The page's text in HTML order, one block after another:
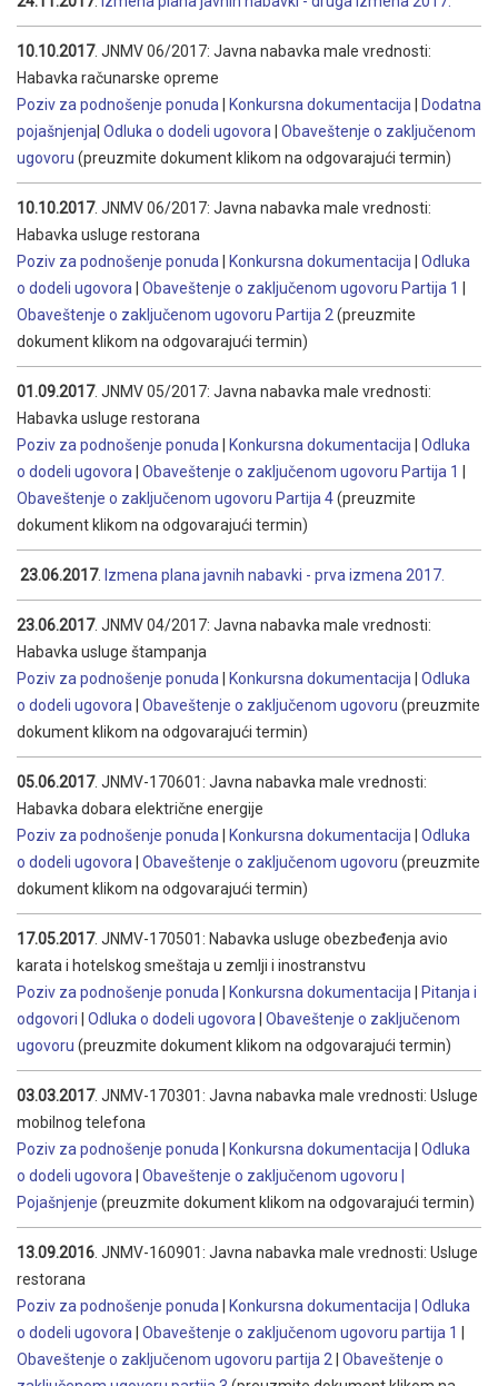
10.10.2017. JNMV 06/2017: Javna nabavka male vrednosti:
Habavka računarske opreme
Poziv za podnošenje ponuda
Konkursna dokumentacija
Dodatna
pojašnjenja Odluka o dodeli ugovora
Obaveštenje o zaključenom
ugovoru (preuzmite dokument klikom na odgovarajući termin)
10.10.2017. JNMV 06/2017: Javna nabavka male vrednosti:
Habavka usluge restorana
Poziv za podnošenje ponuda
Konkursna dokumentacija
Odluka
o dodeli ugovora
Obaveštenje o zaključenom ugovoru Partija 1
Obaveštenje o zaključenom ugovoru Partija 2 (preuzmite
dokument klikom na odgovarajući termin)
01.09.2017. JNMV 05/2017: Javna nabavka male vrednosti:
Habavka usluge restorana
Poziv za podnošenje ponuda
Konkursna dokumentacija
Odluka
o dodeli ugovora
Obaveštenje o zaključenom ugovoru Partija 1
Obaveštenje o zaključenom ugovoru Partija 4(preuzmite
dokument klikom na odgovarajući termin)
23.06.2017. Izmena plana javnih nabavki - prva izmena 2017.
23.06.2017. JNMV 04/2017: Javna nabavka male vrednosti:
Habavka usluge štampanja
Poziv za podnošenje ponuda
Konkursna dokumentacija
Odluka
o dodeli ugovora
Obaveštenje o zaključenom ugovoru (preuzmite
dokument klikom na odgovarajući termin)
05.06.2017. JNMV-170601: Javna nabavka male vrednosti:
Habavka dobara električne energije
Poziv za podnošenje ponuda
Konkursna dokumentacija
Odluka
o dodeli ugovora
Obaveštenje o zaključenom ugovoru (preuzmite
dokument klikom na odgovarajući termin)
17.05.2017. JNMV-170501: Nabavka usluge obezbeđenja avio
karata i hotelskog smeštaja u zemlji i inostranstvu
Poziv za podnošenje ponuda
Konkursna dokumentacija
Pitanja i
odgovori
Odluka o dodeli ugovora
Obaveštenje o zaključenom
ugovoru (preuzmite dokument klikom na odgovarajući termin)
03.03.2017. JNMV-170301: Javna nabavka male vrednosti: Usluge
mobilnog telefona
Poziv za podnošenje ponuda
Konkursna dokumentacija
Odluka
o dodeli ugovora
Obaveštenje o zaključenom ugovoru |
Pojašnjenje (preuzmite dokument klikom na odgovarajući termin)
13.09.2016 . JNMV-160901: Javna nabavka male vrednosti: Usluge
restorana
Poziv za podnošenje ponuda
Konkursna dokumentacija
Odluka
o dodeli ugovora
Obaveštenje o zaključenom ugovoru partija 1
Obaveštenje o zaključenom ugovoru partija 2
Obaveštenje o